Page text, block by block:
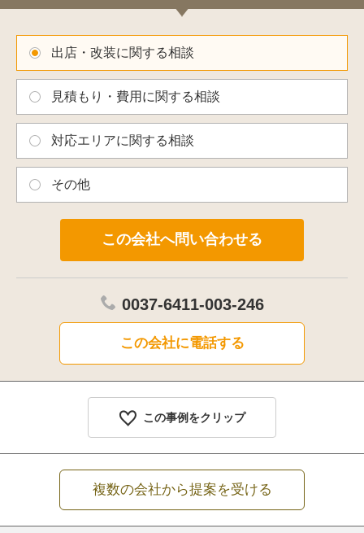
出店・改装に関する相談
見積もり・費用に関する相談
対応エリアに関する相談
その他
0037-6411-003-246
この会社に電話する
この事例をクリップ
複数の会社から提案を受ける